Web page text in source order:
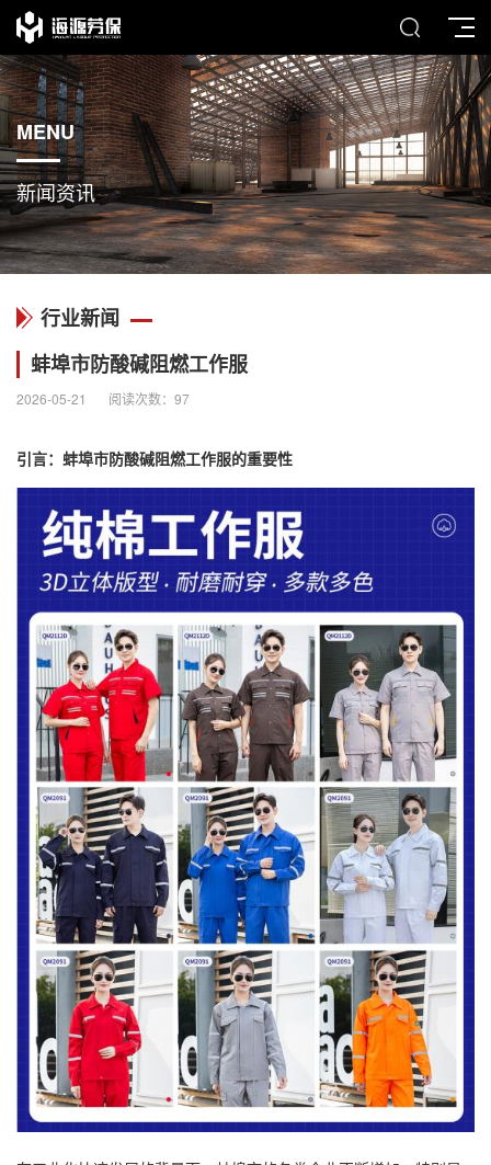
MENU
新闻资讯
行业新闻
蚌埠市防酸碱阻燃工作服
2026-05-21 阅读次数： 97
引言：蚌埠市防酸碱阻燃工作服的重要性